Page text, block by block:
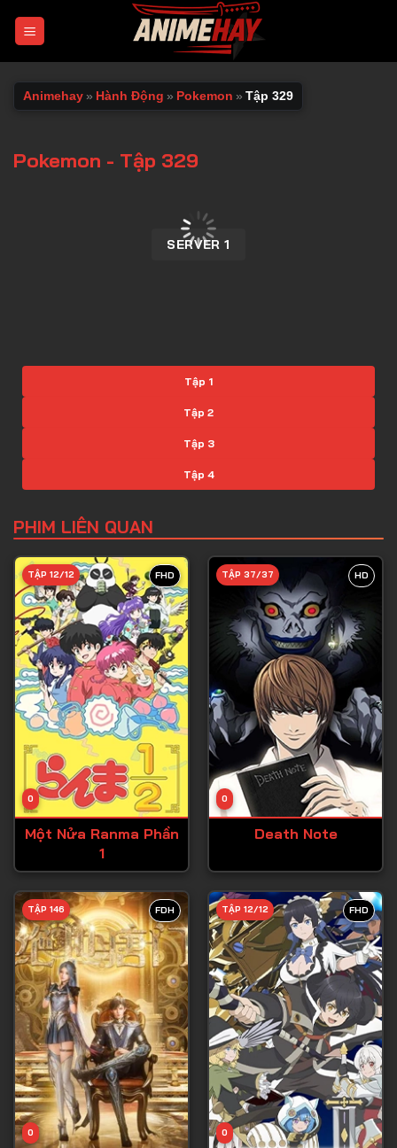
Animehay » Hành Động » Pokemon » Tập 329
Pokemon - Tập 329
SERVER 1
Tập 1
Tập 2
Tập 3
Tập 4
Tập 6
Tập 7
Tập 8
Tập 9
Tập 11
Tập 12
Tập 13
Tập 14
Tập 15
Tập 17
Tập 18
Tập 19
Tập 20
Tập 21
Tập 22
Tập 23
Tập 24
Tập 25
PHIM LIÊN QUAN
FHD
0
TẬP 12/12
Một Nửa Ranma Phần
1
HD
0
TẬP 37/37
Death Note
FDH
0
TẬP 146 FHD
0
TẬP 12/12